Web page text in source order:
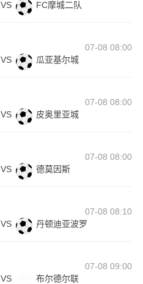
VS FC摩城二队
07-08 08:00
VS 瓜亚基尔城
07-08 08:00
VS 皮奥里亚城
07-08 08:00
VS 德莫因斯
07-08 08:10
VS 丹顿迪亚波罗
07-08 09:00
VS 布尔德尔联